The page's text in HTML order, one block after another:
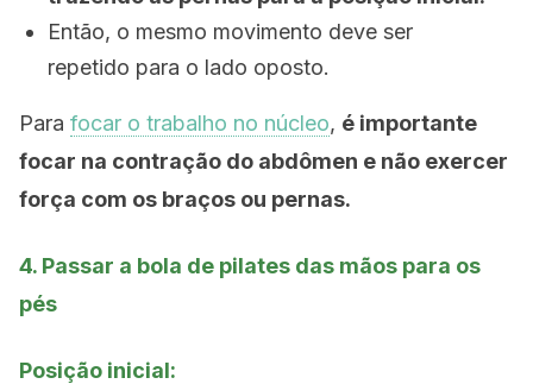
Então, o mesmo movimento deve ser
repetido para o lado oposto.
Para focar o trabalho no núcleo, é importante
focar na contração do abdômen e não exercer
força com os braços ou pernas.
4. Passar a bola de pilates das mãos para os
pés
Posição inicial: